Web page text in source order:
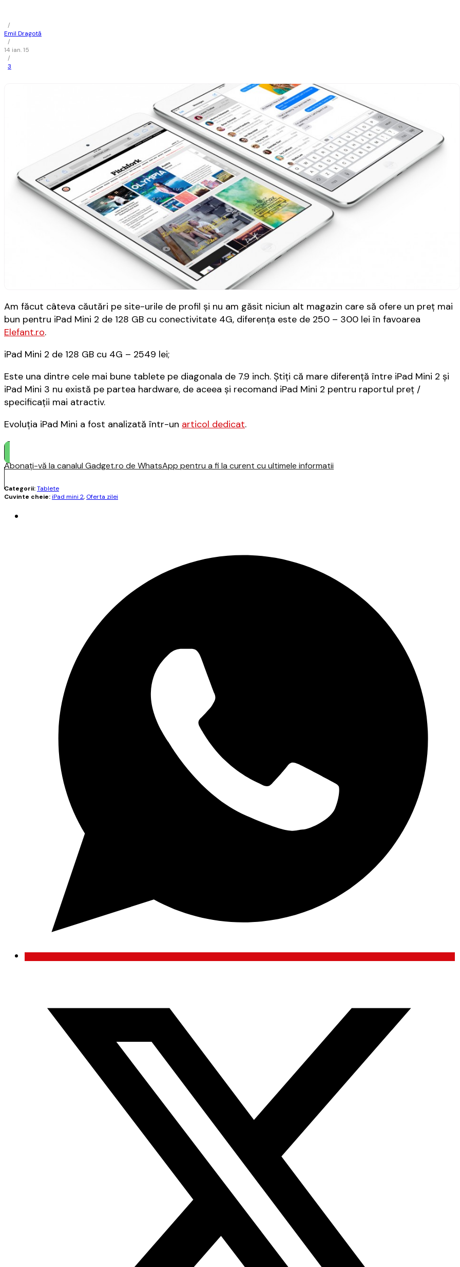
/
Emil Dragotă
/
14 ian. 15
/
3
Am făcut câteva căutări pe site-urile de profil și nu am găsit niciun alt magazin care să ofere un preț mai
bun pentru iPad Mini 2 de 128 GB cu conectivitate 4G, diferența este de 250 – 300 lei în favoarea
Elefant.ro.
iPad Mini 2 de 128 GB cu 4G – 2549 lei;
Este una dintre cele mai bune tablete pe diagonala de 7.9 inch. Știți că mare diferență între iPad Mini 2 și
iPad Mini 3 nu există pe partea hardware, de aceea și recomand iPad Mini 2 pentru raportul preț /
specificații mai atractiv.
Evoluția iPad Mini a fost analizată într-un articol dedicat.
Abonați-vă la canalul Gadget.ro de WhatsApp pentru a fi la curent cu ultimele informatii
Categorii:Tablete
Cuvinte cheie:iPad mini 2, Oferta zilei